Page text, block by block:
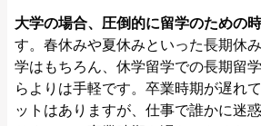
大学の場合、圧倒的に留学のための
す。春休みや夏休みといった長期休
学はもちろん、休学留学での長期留
らよりは手軽です。卒業時期が遅れ
ットはありますが、仕事で誰かに迷